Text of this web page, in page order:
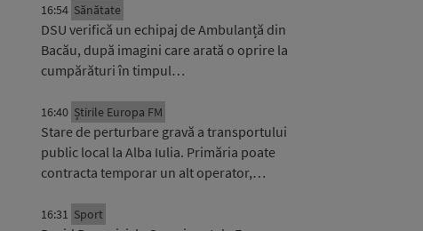
16:54 Sănătate
DSU verifică un echipaj de Ambulanță din
Bacău, după imagini care arată o oprire la
cumpărături în timpul…
16:40 Știrile Europa FM
Stare de perturbare gravă a transportului
public local la Alba Iulia. Primăria poate
contracta temporar un alt operator,…
16:31 Sport